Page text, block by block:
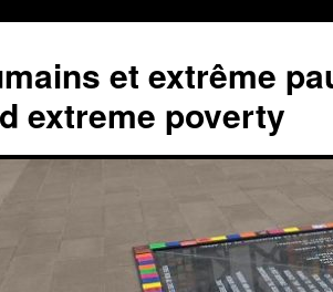
et extrême
extreme poverty